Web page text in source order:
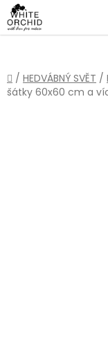
Přejít
na
obsah
Domů
/ HEDVÁBNÝ SVĚT /
šátky 60x60 cm a